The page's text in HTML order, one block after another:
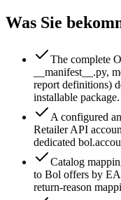
Was Sie
The complete
__manifest__.py,
report definitions)
installable package.
A configured
Retailer API
dedicated
Catalog
to Bol offers by
return-reason